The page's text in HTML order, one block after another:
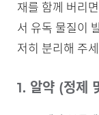
재를 함께 버리
서 유독 물질이
저히 분리해 주
1. 알약 (정제